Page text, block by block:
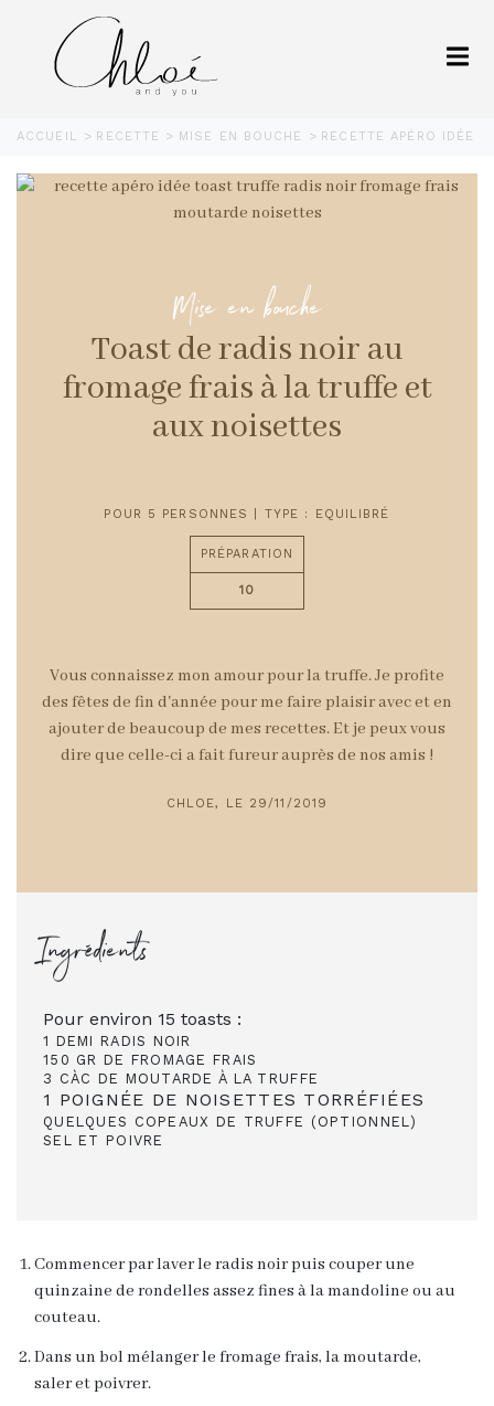
ACCUEIL RECETTE MISE EN BOUCHE RECETTE APÉRO IDÉE
Mise en bouche
Toast de radis noir au
fromage frais à la truffe et
aux noisettes
POUR 5 PERSONNES | TYPE : EQUILIBRÉ
PRÉPARATION
10
Vous connaissez mon amour pour la truffe. Je profite
des fêtes de fin d'année pour me faire plaisir avec et en
ajouter de beaucoup de mes recettes. Et je peux vous
dire que celle-ci a fait fureur auprès de nos amis !
CHLOE, LE 29/11/2019
Ingrédients
Pour environ 15 toasts :
1 DEMI RADIS NOIR
150 GR DE FROMAGE FRAIS
3 CÀC DE MOUTARDE À LA TRUFFE
1 POIGNÉE DE NOISETTES TORRÉFIÉES
QUELQUES COPEAUX DE TRUFFE (OPTIONNEL)
SEL ET POIVRE
Commencer par laver le radis noir puis couper une
quinzaine de rondelles assez fines à la mandoline ou au
couteau.
Dans un bol mélanger le fromage frais, la moutarde,
saler et poivrer.